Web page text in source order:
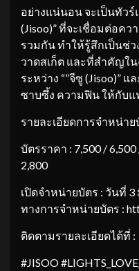
อย่างแน่นอน จะเป็นทัว
(Jisoo)” ที่จะเชื่อมต่อคว
รวมกัน ทำให้รู้สึกเป็นช่ว
วาดสเก็ต และที่สำคัญใ
ระหว่าง “”จีซู (Jisoo)”
ซาบซึ้ง ความฟิน ให้กับ
รายละเอียดการจำหน่าย
บัตรราคา : 7,500 / 6,500
2,800
เปิดจำหน่ายบัตร : วันที่ 3
ทางการจำหน่ายบัตร :
ติดตามรายละเอียดได้ที่ :
#JISOO